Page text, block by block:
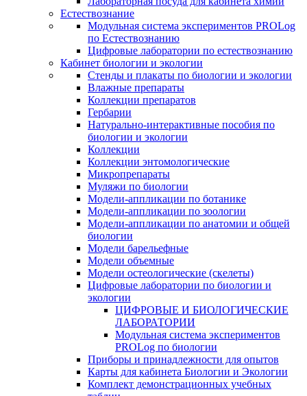
Естествознание
Модульная система экспериментов PROLog
по Естествознанию
Цифровые лаборатории по естествознанию
Кабинет биологии и экологии
Стенды и плакаты по биологии и экологии
Влажные препараты
Коллекции препаратов
Гербарии
Натурально-интерактивные пособия по
биологии и экологии
Коллекции
Коллекции энтомологические
Микропрепараты
Муляжи по биологии
Модели-аппликации по ботанике
Модели-аппликации по зоологии
Модели-аппликации по анатомии и общей
биологии
Модели барельефные
Модели объемные
Модели остеологические (скелеты)
Цифровые лаборатории по биологии и
экологии
ЦИФРОВЫЕ И БИОЛОГИЧЕСКИЕ
ЛАБОРАТОРИИ
Модульная система экспериментов
PROLog по биологии
Приборы и принадлежности для опытов
Карты для кабинета Биологии и Экологии
Комплект демонстрационных учебных